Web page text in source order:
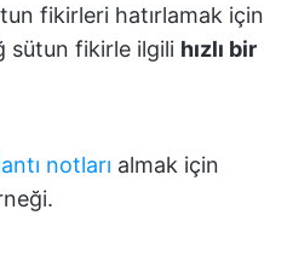
fikirleri hatırlamak için
sütun fikirle ilgili hızlı bir
notları almak için